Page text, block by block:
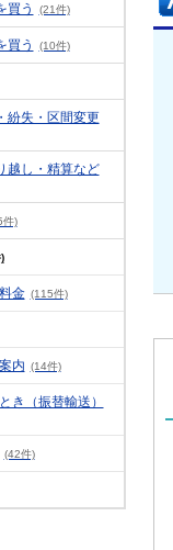
買う (21件)
買う (10件)
紛失・区間変更
越し・精算など
件)
金 (115件)
内 (14件)
き（振替輸送）
(42件)